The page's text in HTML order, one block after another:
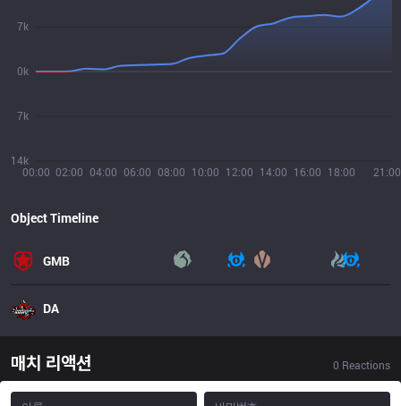
00:00 02:00 04:00 06:00 08:00 10:00 12:00 14:00 16:00 18:00 21:00
14k
7k
0k
7k
Object Timeline
GMB
DA
매치 리액션 0 Reactions